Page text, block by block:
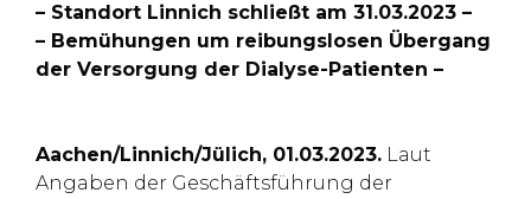
– Standort Linnich schließt am 31.03.2023 –
– Bemühungen um reibungslosen Übergang
der Versorgung der Dialyse-Patienten –
Aachen/Linnich/Jülich, 01.03.2023. Laut
Angaben der Geschäftsführung der